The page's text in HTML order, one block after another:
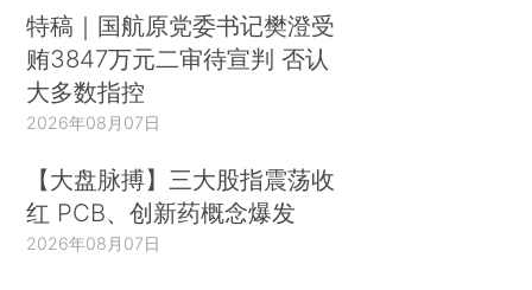
特稿｜国航原党委书记樊澄受
贿3847万元二审待宣判 否认
大多数指控
2026年08月07日
【大盘脉搏】三大股指震荡收
红 PCB、创新药概念爆发
2026年08月07日